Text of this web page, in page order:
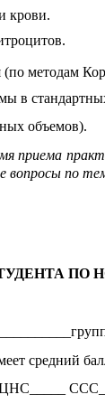
крови.
методам
в
объемов).
приема
вопросы по
ПО
средний